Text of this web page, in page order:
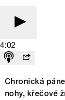
4:02
Chronická
nohy, křečové